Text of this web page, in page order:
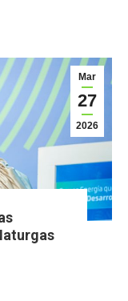
Mar
27
2026